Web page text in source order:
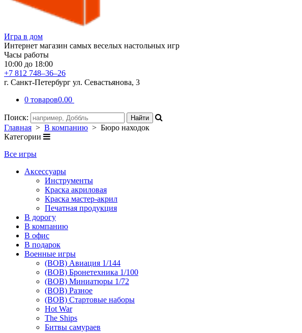
Игра в дом
Интернет магазин самых веселых настольных игр
Часы работы
10:00 до 18:00
+7 812 748–36–26
г. Санкт-Петербург ул. Севастьянова, 3
0 товаров0.00
Поиск:
Главная > В компанию > Бюро находок
Категории
Все игры
Аксессуары
Инструменты
Краска акриловая
Краска мастер-акрил
Печатная продукция
В дорогу
В компанию
В офис
В подарок
Военные игры
(ВОВ) Авиация 1/144
(ВОВ) Бронетехника 1/100
(ВОВ) Миниатюры 1/72
(ВОВ) Разное
(ВОВ) Стартовые наборы
Hot War
The Ships
Битвы самураев